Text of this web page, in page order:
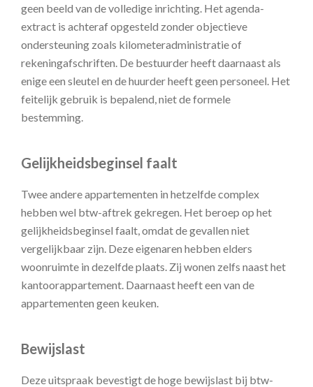
geen beeld van de volledige inrichting. Het agenda-
extract is achteraf opgesteld zonder objectieve
ondersteuning zoals kilometeradministratie of
rekeningafschriften. De bestuurder heeft daarnaast als
enige een sleutel en de huurder heeft geen personeel. Het
feitelijk gebruik is bepalend, niet de formele
bestemming.
Gelijkheidsbeginsel faalt
Twee andere appartementen in hetzelfde complex
hebben wel btw-aftrek gekregen. Het beroep op het
gelijkheidsbeginsel faalt, omdat de gevallen niet
vergelijkbaar zijn. Deze eigenaren hebben elders
woonruimte in dezelfde plaats. Zij wonen zelfs naast het
kantoorappartement. Daarnaast heeft een van de
appartementen geen keuken.
Bewijslast
Deze uitspraak bevestigt de hoge bewijslast bij btw-